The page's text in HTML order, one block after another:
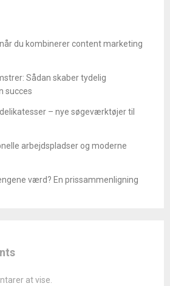
du kombinerer content marketing
Sådan skaber tydelig
succes
– nye søgeværktøjer til
arbejdspladser og moderne
værd? En prissammenligning
at vise.